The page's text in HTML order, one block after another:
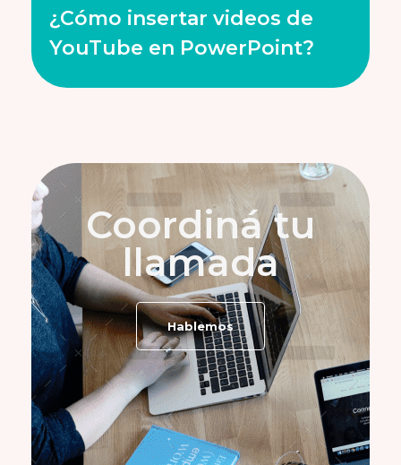
¿Cómo insertar videos de
YouTube en PowerPoint?
Coordiná tu
llamada
Hablemos